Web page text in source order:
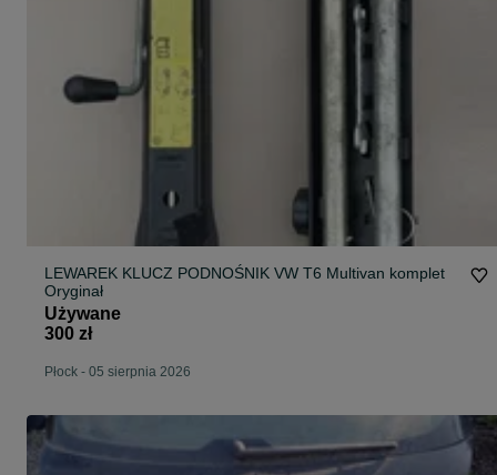
LEWAREK KLUCZ PODNOŚNIK VW T6 Multivan komplet
Oryginał
Używane
300 zł
Płock - 05 sierpnia 2026